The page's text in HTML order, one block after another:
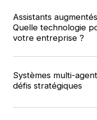
Assistants
Quelle technologie
votre entreprise ?
Systèmes multi-
défis stratégiques